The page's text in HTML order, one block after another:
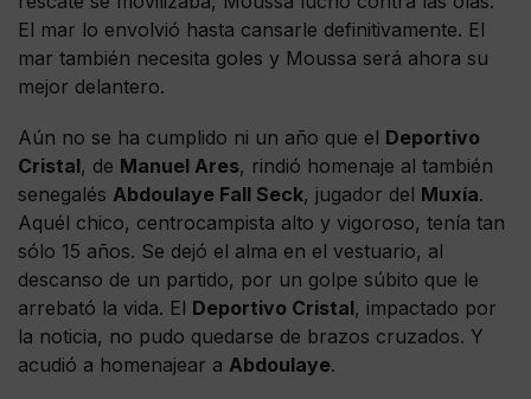
El mar lo envolvió hasta cansarle definitivamente. El
mar también necesita goles y Moussa será ahora su
mejor delantero.
Aún no se ha cumplido ni un año que el Deportivo
Cristal, de Manuel Ares, rindió homenaje al también
senegalés Abdoulaye Fall Seck, jugador del Muxía.
Aquél chico, centrocampista alto y vigoroso, tenía tan
sólo 15 años. Se dejó el alma en el vestuario, al
descanso de un partido, por un golpe súbito que le
arrebató la vida. El Deportivo Cristal, impactado por
la noticia, no pudo quedarse de brazos cruzados. Y
acudió a homenajear a Abdoulaye.